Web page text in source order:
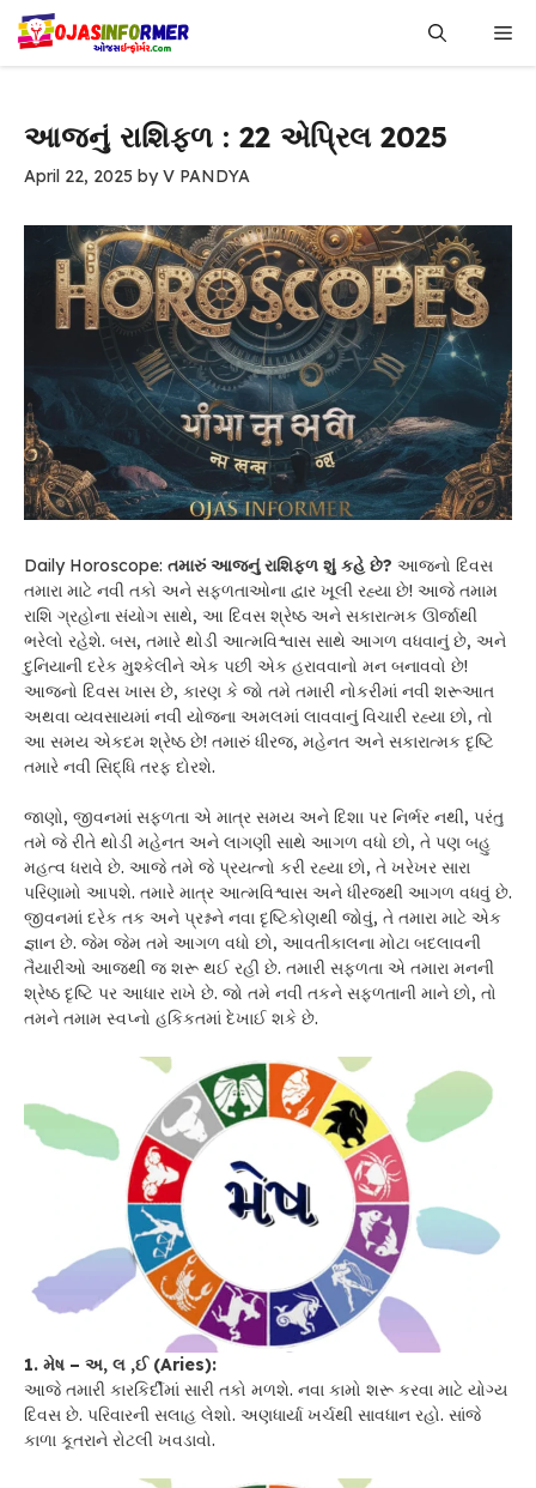
Skip
content
આજનું રાશિફળ : 22 એપ્રિલ 2025
April 22, 2025 byV PANDYA
Daily Horoscope: તમારું આજનું રાશિફળ શું કહે છે? આજનો દિવસ
તમારા માટે નવી તકો અને સફળતાઓના દ્વાર ખૂલી રહ્યા છે! આજે તમામ
રાશિ ગ્રહોના સંયોગ સાથે, આ દિવસ શ્રેષ્ઠ અને સકારાત્મક ઊર્જાથી
ભરેલો રહેશે. બસ, તમારે થોડી આત્મવિશ્વાસ સાથે આગળ વધવાનું છે, અને
દુનિયાની દરેક મુશ્કેલીને એક પછી એક હરાવવાનો મન બનાવવો છે!
આજનો દિવસ ખાસ છે, કારણ કે જો તમે તમારી નોકરીમાં નવી શરૂઆત
અથવા વ્યવસાયમાં નવી યોજના અમલમાં લાવવાનું વિચારી રહ્યા છો, તો
આ સમય એકદમ શ્રેષ્ઠ છે! તમારું ધીરજ, મહેનત અને સકારાત્મક દૃષ્ટિ
તમારે નવી સિદ્ધિ તરફ દોરશે.
જાણો, જીવનમાં સફળતા એ માત્ર સમય અને દિશા પર નિર્ભર નથી, પરંતુ
તમે જે રીતે થોડી મહેનત અને લાગણી સાથે આગળ વધો છો, તે પણ બહુ
મહત્વ ધરાવે છે. આજે તમે જે પ્રયત્નો કરી રહ્યા છો, તે ખરેખર સારા
પરિણામો આપશે. તમારે માત્ર આત્મવિશ્વાસ અને ધીરજથી આગળ વધવું છે.
જીવનમાં દરેક તક અને પ્રશ્નને નવા દૃષ્ટિકોણથી જોવું, તે તમારા માટે એક
જ્ઞાન છે. જેમ જેમ તમે આગળ વધો છો, આવતીકાલના મોટા બદલાવની
તૈયારીઓ આજથી જ શરૂ થઈ રહી છે. તમારી સફળતા એ તમારા મનની
શ્રેષ્ઠ દૃષ્ટિ પર આધાર રાખે છે. જો તમે નવી તકને સફળતાની માને છો, તો
તમને તમામ સ્વપ્નો હકિકતમાં દેખાઈ શકે છે.
1. મેષ – અ, લ ,ઈ (Aries):
આજે તમારી કારકિર્દીમાં સારી તકો મળશે. નવા કામો શરૂ કરવા માટે યોગ્ય
દિવસ છે. પરિવારની સલાહ લેશો. અણધાર્યા ખર્ચથી સાવધાન રહો. સાંજે
કાળા કૂતરાને રોટલી ખવડાવો.